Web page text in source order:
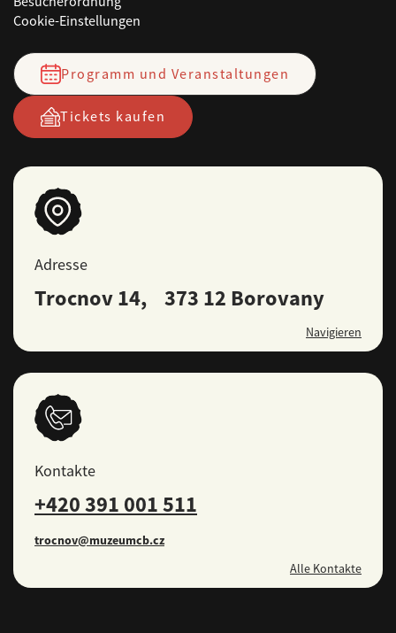
Cookie-Einstellungen
Programm und Veranstaltungen
Tickets kaufen
Adresse
Trocnov 14, 373 12 Borovany
Navigieren
Kontakte
+420 391 001 511
trocnov@muzeumcb.cz
Alle Kontakte